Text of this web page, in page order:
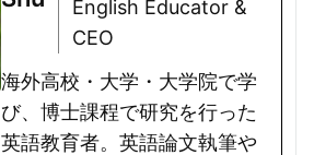
English Educator &
CEO
海外高校・大学・大学院で学
び、博士課程で研究を行った
英語教育者。英語論文執筆や